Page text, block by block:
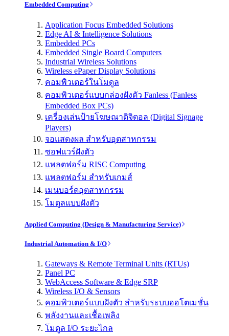
Embedded Computing
Application Focus Embedded Solutions
Edge AI & Intelligence Solutions
Embedded PCs
Embedded Single Board Computers
Industrial Wireless Solutions
Wireless ePaper Display Solutions
คอมพิวเตอร์ในโมดูล
คอมพิวเตอร์แบบกล่องฝังตัว Fanless (Fanless
Embedded Box PCs)
เครื่องเล่นป้ายโฆษณาดิจิตอล (Digital Signage
Players)
จอแสดงผล สำหรับอุตสาหกรรม
ซอฟแวร์ฝังตัว
แพลตฟอร์ม RISC Computing
แพลตฟอร์ม สำหรับเกมส์
เมนบอร์ดอุตสาหกรรม
โมดูลแบบฝังตัว
Applied Computing (Design & Manufacturing Service)
Industrial Automation & I/O
Gateways & Remote Terminal Units (RTUs)
Panel PC
WebAccess Software & Edge SRP
Wireless I/O & Sensors
คอมพิวเตอร์แบบฝังตัว สำหรับระบบออโตเมชั่น
พลังงานและเชื้อเพลิง
โมดูล I/O ระยะไกล